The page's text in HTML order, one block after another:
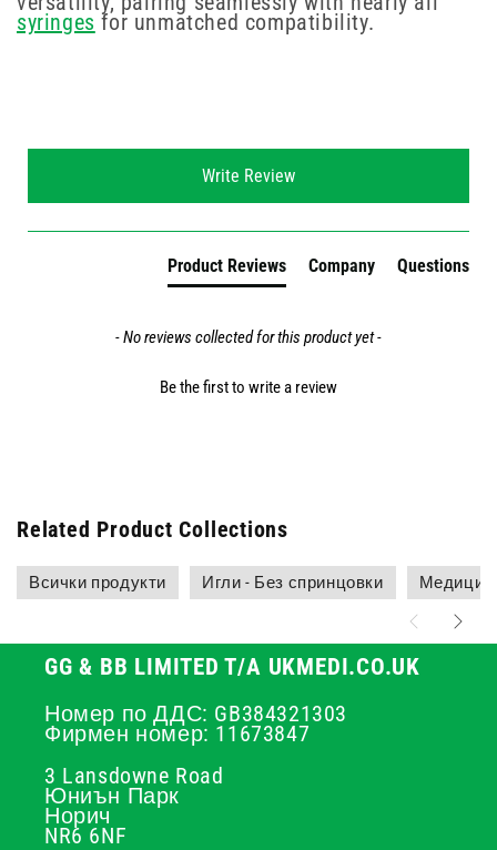
syringes for unmatched compatibility.
Write Review
Product Reviews Company Questions
- No reviews collected for this product yet -
Be the first to write a review
Related Product Collections
Всички продукти Игли - Без спринцовки
GG & BB LIMITED T/A UKMEDI.CO.UK
Номер по ДДС: GB384321303
Фирмен номер: 11673847
3 Lansdowne Road
Юниън Парк
Норич
NR6 6NF